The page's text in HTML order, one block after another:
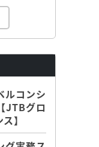
ルコンシ
JTBグロ
】